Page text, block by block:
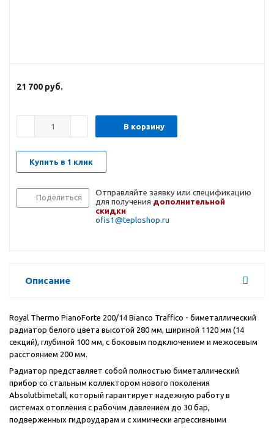
21 700 руб.
В корзину
Купить в 1 клик
Поделиться
Отправляйте заявку или спецификацию
для получения дополнительной
скидки
ofis1@teploshop.ru
Описание
Royal Thermo PianoForte 200/14 Bianco Traffico - биметаллический
радиатор белого цвета высотой 280 мм, шириной 1120 мм (14
секций), глубиной 100 мм, с боковым подключением и межосевым
расстоянием 200 мм.
Радиатор представляет собой полностью биметаллический
прибор со стальным коллектором нового поколения
Absolutbimetall, который гарантирует надежную работу в
системах отопления с рабочим давлением до 30 бар,
подверженных гидроударам и с химически агрессивными